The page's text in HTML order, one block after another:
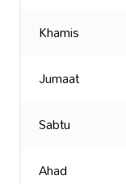
Khamis
Jumaat
Sabtu
Ahad